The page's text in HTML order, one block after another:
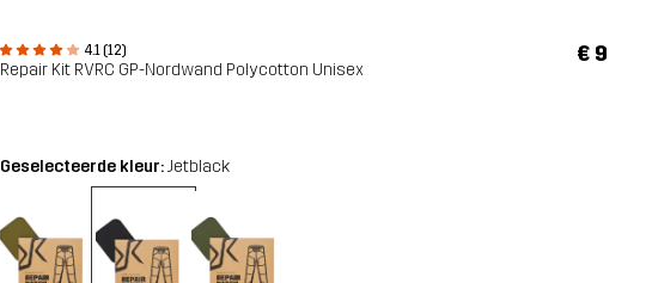
4.1 (12)
Repair Kit RVRC GP-Nordwand Polycotton Unisex
€ 9
Geselecteerde kleur:Jetblack